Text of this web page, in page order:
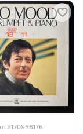
3170966176